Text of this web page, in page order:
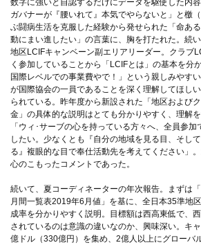
数字に強いと自認するだけにデータを駆使した内
ガバナーが『腰いれて』本気でやらないと」と檄
ぶ闘病生活を克服した経験から発せられた「命あ
動にまい進したい」の言葉に、胸を打たれた。続
地区LCIFキャンベーン副エリアリーダー。クラブ
く参加していることから「LCIFとは」の基本を分
国際レベルでの事業費やで！」という親しみやす
が国際協会の一員であることを深く理解してほし
られている。昨年度から新設された「地区および
金」の具体的な説明はとても分かりやすく、理解を
「ウィ･サーブの心を持っている方々へ、全員参
したい。少なくとも『自分の地域を見る目、そし
る』複眼的な目で奉仕活動先を考えてください」
心のこもったコメントであった。
続いて、夏コーディネーターの年次報告。まずは
月間一覧表2019年6月値」を基に、全日本35準地
成率を分かりやすく説明。目標額は西高東低で、
されているのは意識の違いなのか、興味深い。キ
億ドル（330億円）を集め、2億人以上にグローバ